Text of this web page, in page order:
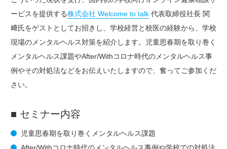
ービスを提供する株式会社 Welcome to talk 代表取締役社長 関
﨑氏をゲストとしてお招きし、学校経営と校医の経験から、学校
現場のメンタルヘルス対策を紹介します。児童思春期を取り巻く
メンタルヘルス課題やAfter/Withコロナ時代のメンタルヘルス事
例やその対処法などをお伝えいたしますので、奮ってご参加くだ
さい。
■ セミナー内容
児童思春期を取り巻くメンタルヘルス課題